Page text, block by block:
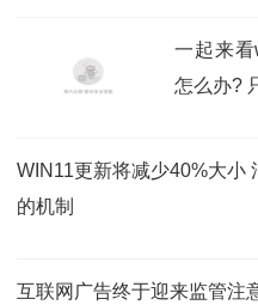
一起来
怎么办?
WIN11更新将减少40%大小
的机制
互联网广告终于迎来监管注